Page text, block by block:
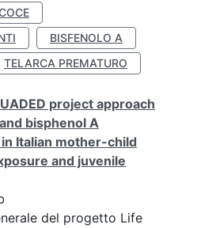
BISFENOLO A
TELARCA PREMATURO
project approach
bisphenol A
Italian mother-child
and juvenile
del progetto Life